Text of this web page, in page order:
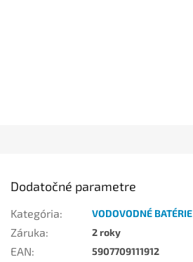
Dodatočné parametre
Kategória: VODOVODNÉ BATÉRIE
Záruka: 2 roky
EAN: 5907709111912